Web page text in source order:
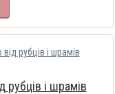
рубців і шрамів